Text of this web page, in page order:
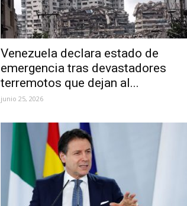
Venezuela declara estado de
emergencia tras devastadores
terremotos que dejan al...
junio 25, 2026